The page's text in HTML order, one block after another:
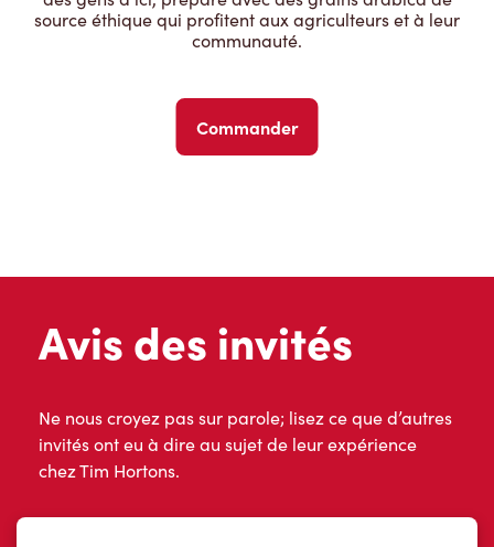
source éthique qui profitent aux agriculteurs et à leur
communauté.
Commander
Avis des invités
Ne nous croyez pas sur parole; lisez ce que d’autres
invités ont eu à dire au sujet de leur expérience
chez Tim Hortons.